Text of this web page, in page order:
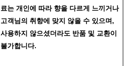
료는 개인에 따라 향을 다르게 느끼거나
고객님의 취향에 맞지 않을 수 있으며,
사용하지 않으셨더라도 반품 및 교환이
불가합니다.